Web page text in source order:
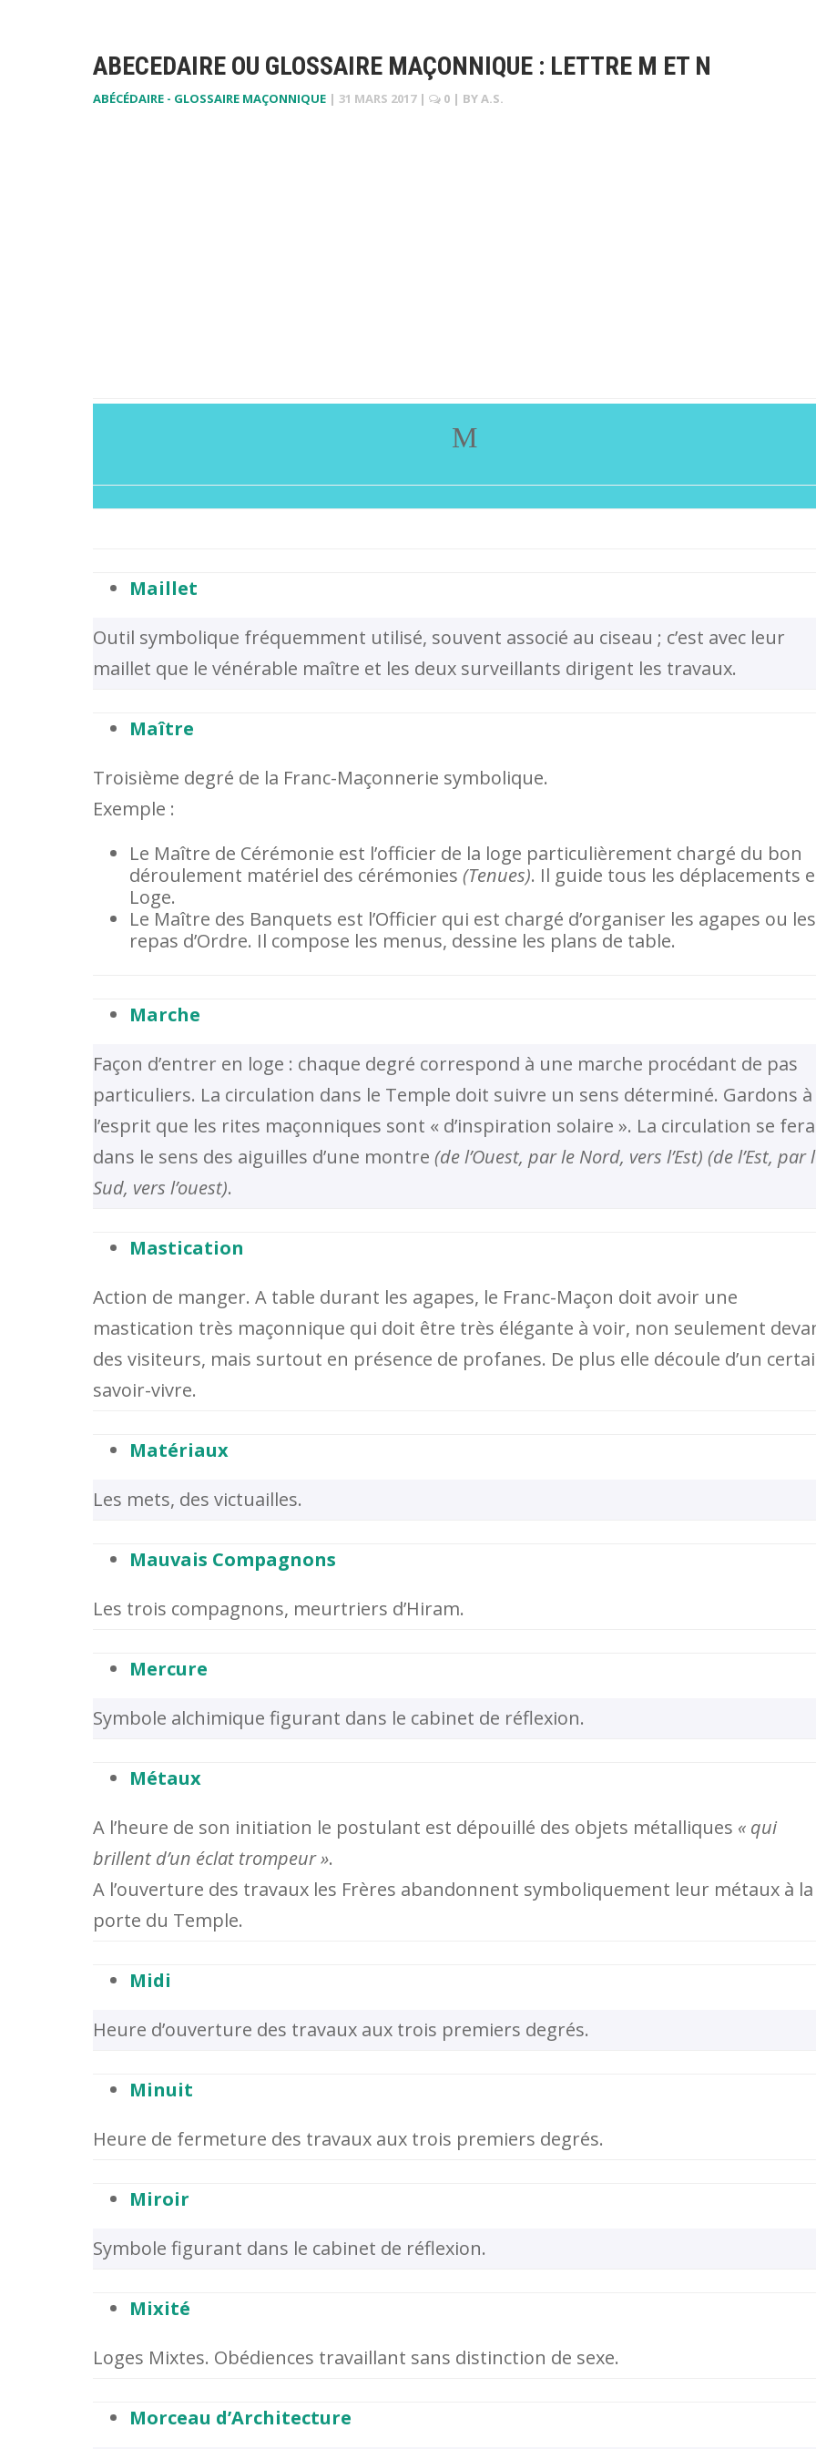
ABECEDAIRE OU GLOSSAIRE MAÇONNIQUE : LETTRE M ET N
ABÉCÉDAIRE - GLOSSAIRE MAÇONNIQUE | 31 MARS 2017 | 0 | BYA.S.
M
Maillet
Outil symbolique fréquemment utilisé, souvent associé au ciseau ; c’est avec leur
maillet que le vénérable maître et les deux surveillants dirigent les travaux.
Maître
Troisième degré de la Franc-Maçonnerie symbolique.
Exemple :
Le Maître de Cérémonie est l’officier de la loge particulièrement chargé du bon
déroulement matériel des cérémonies (Tenues). Il guide tous les déplacements
Loge.
Le Maître des Banquets est l’Officier qui est chargé d’organiser les agapes ou les
repas d’Ordre. Il compose les menus, dessine les plans de table.
Marche
Façon d’entrer en loge : chaque degré correspond à une marche procédant de pas
particuliers. La circulation dans le Temple doit suivre un sens déterminé. Gardons à
l’esprit que les rites maçonniques sont « d’inspiration solaire ». La circulation se fera
dans le sens des aiguilles d’une montre (de l’Ouest, par le Nord, vers l’Est) (de l’Est, par
Sud, vers l’ouest).
Mastication
Action de manger. A table durant les agapes, le Franc-Maçon doit avoir une
mastication très maçonnique qui doit être très élégante à voir, non seulement
des visiteurs, mais surtout en présence de profanes. De plus elle découle d’un
savoir-vivre.
Matériaux
Les mets, des victuailles.
Mauvais Compagnons
Les trois compagnons, meurtriers d’Hiram.
Mercure
Symbole alchimique figurant dans le cabinet de réflexion.
Métaux
A l’heure de son initiation le postulant est dépouillé des objets métalliques « qui
brillent d’un éclat trompeur ».
A l’ouverture des travaux les Frères abandonnent symboliquement leur métaux à la
porte du Temple.
Midi
Heure d’ouverture des travaux aux trois premiers degrés.
Minuit
Heure de fermeture des travaux aux trois premiers degrés.
Miroir
Symbole figurant dans le cabinet de réflexion.
Mixité
Loges Mixtes. Obédiences travaillant sans distinction de sexe.
Morceau d’Architecture